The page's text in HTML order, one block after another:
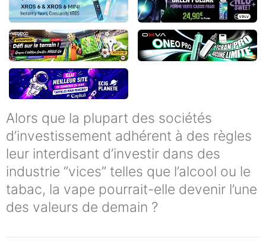
Alors que la plupart des sociétés
d’investissement adhérent à des règles
leur interdisant d’investir dans des
industrie “vices” telles que l’alcool ou le
tabac, la vape pourrait-elle devenir l’une
des valeurs de demain ?